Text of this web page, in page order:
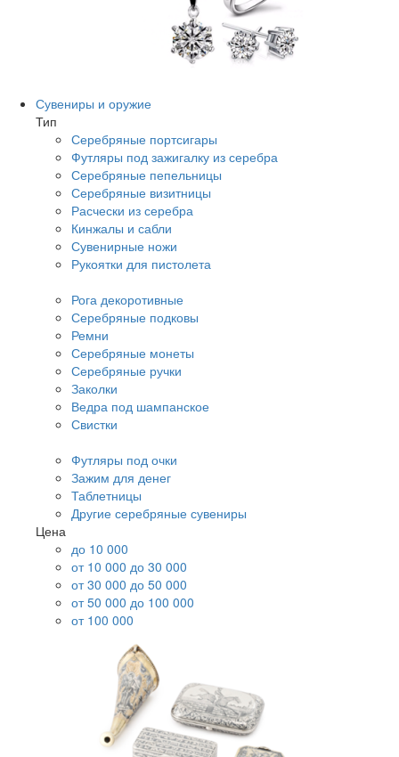
Сувениры и оружие
Тип
Серебряные портсигары
Футляры под зажигалку из серебра
Серебряные пепельницы
Серебряные визитницы
Расчески из серебра
Кинжалы и сабли
Сувенирные ножи
Рукоятки для пистолета
Рога декоротивные
Серебряные подковы
Ремни
Серебряные монеты
Серебряные ручки
Заколки
Ведра под шампанское
Свистки
Футляры под очки
Зажим для денег
Таблетницы
Другие серебряные сувениры
Цена
до 10 000
от 10 000 до 30 000
от 30 000 до 50 000
от 50 000 до 100 000
от 100 000